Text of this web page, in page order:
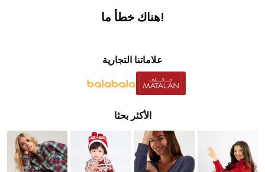
!هناك خطأ ما
علاماتنا التجارية
الأكثر بحثا